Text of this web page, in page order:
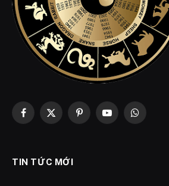
Facebook
X
PinterestYouTube
TIN TỨC MỚI